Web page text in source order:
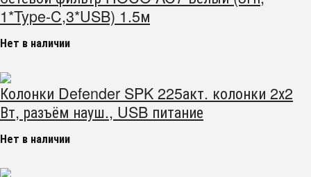
1*Type-C,3*USB) 1.5м
Нет в наличии
Колонки Defender SPK 225акт. колонки 2х2
Вт, разъём науш., USB питание
Нет в наличии